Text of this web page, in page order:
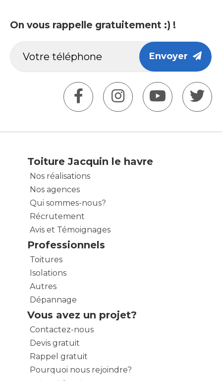
On vous rappelle gratuitement :) !
Envoyer
Toiture Jacquin le havre
Nos réalisations
Nos agences
Qui sommes-nous?
Récrutement
Avis et Témoignages
Professionnels
Toitures
Isolations
Autres
Dépannage
Vous avez un projet?
Contactez-nous
Devis gratuit
Rappel gratuit
Pourquoi nous rejoindre?